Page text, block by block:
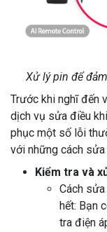
Xử lý pin để
Trước khi nghĩ đến
dịch vụ sửa điều
phục một số lỗi
với những cách
Kiểm tra và
Cách
hết: Bạn
tra điện